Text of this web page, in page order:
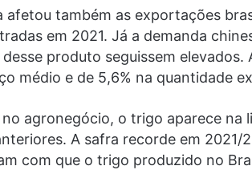
também as exportações
em 2021. Já a demanda
produto seguissem elevados.
médio e de 5,6% na quantidade
agronegócio, o trigo aparece na
A safra recorde em 2021/
com que o trigo produzido no